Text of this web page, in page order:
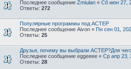
Последнее сообщение Zmiulan « Сб июн 27,
Ответы: 272
Популярные программы под АСТЕР
Последнее сообщение Aivon « Пн сен 01,
Ответы: 25
Друзья, почему вы выбрали АСТЕР?Для
Последнее сообщение eggeeee « Ср апр 23,
Ответы: 28